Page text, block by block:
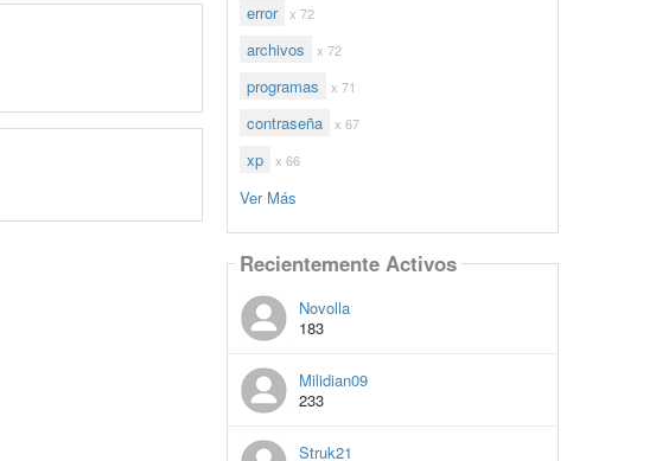
error x 72
archivos x 72
programas x 71
contraseña x 67
xp x 66
Ver Más
Recientemente Activos
Novolla
183
Milidian09
233
Struk21